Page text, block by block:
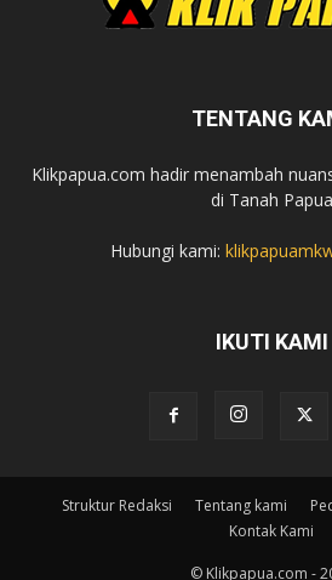
TENTANG
Klikpapua.com hadir menambah
di Tanah Papua
Hubungi kami:
IKUTI KAMI
Struktur Redaksi Tentang kami
Kontak Kami
© Klikpapua.com -